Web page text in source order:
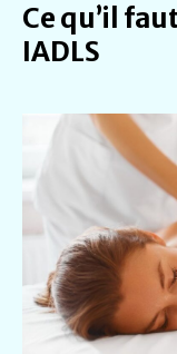
Ce qu’il
IADLS